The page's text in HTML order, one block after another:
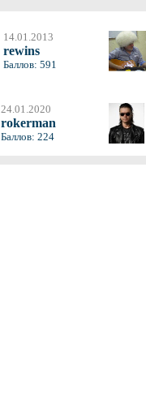
14.01.2013
rewins
Баллов: 591
24.01.2020
rokerman
Баллов: 224